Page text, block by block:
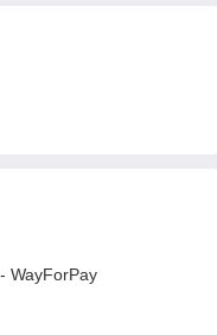
WayForPay